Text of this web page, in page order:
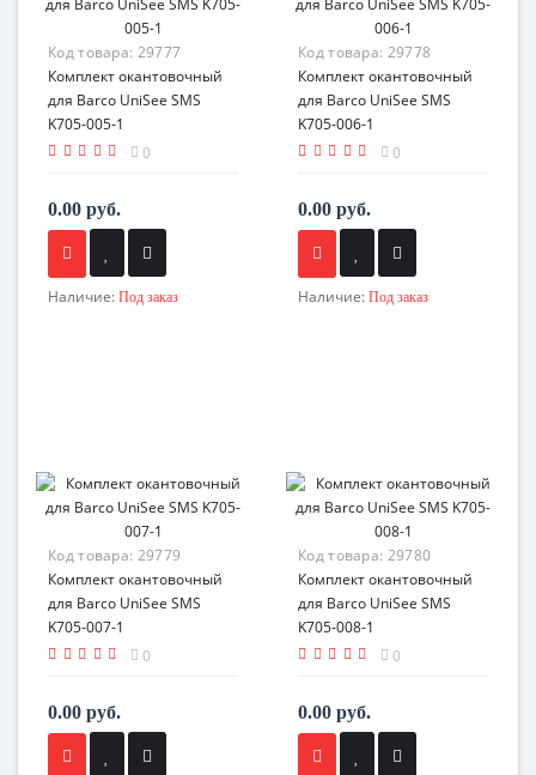
Код товара: 29777
Комплект окантовочный
для Barco UniSee SMS
K705-005-1
0
0.00 руб.
Наличие: Под заказ
Код товара: 29778
Комплект окантовочный
для Barco UniSee SMS
K705-006-1
0
0.00 руб.
Наличие: Под заказ
Код товара: 29779
Комплект окантовочный
для Barco UniSee SMS
K705-007-1
0
0.00 руб.
Код товара: 29780
Комплект окантовочный
для Barco UniSee SMS
K705-008-1
0
0.00 руб.